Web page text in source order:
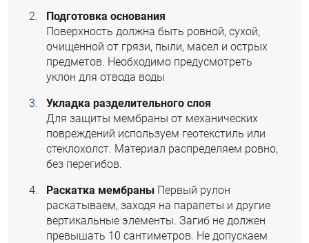
Подготовка основания
Поверхность должна быть ровной, сухой,
очищенной от грязи, пыли, масел и острых
предметов. Необходимо предусмотреть
уклон для отвода воды
Укладка разделительного слоя
Для защиты мембраны от механических
повреждений используем геотекстиль или
стеклохолст. Материал распределяем ровно,
без перегибов.
Раскатка мембраны Первый рулон
раскатываем, заходя на парапеты и другие
вертикальные элементы. Загиб не должен
превышать 10 сантиметров. Не допускаем